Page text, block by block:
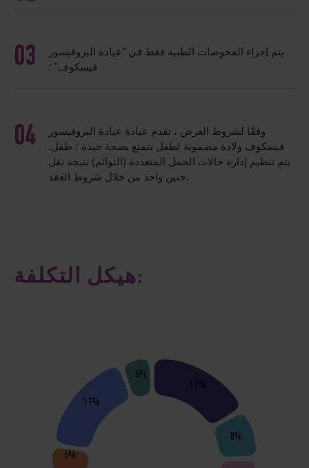
يتم إجراء الفحوصات الطبية فقط في "عيادة البروفيسور
فيسكوف" ؛
وفقًا لشروط العرض ، تقدم عيادة عيادة البروفيسور
فيسكوف ولادة مضمونة لطفل يتمتع بصحة جيدة ؛ طفل.
يتم تنظيم إدارة حالات الحمل المتعددة (التوائم) نتيجة نقل
جنين واحد من خلال شروط العقد.
هيكل التكلفة:
5%
17%
5%
17%
8%